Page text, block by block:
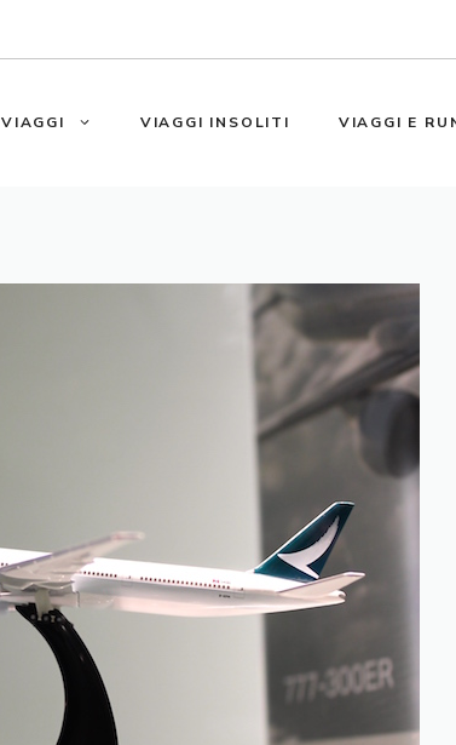
VIAGGI VIAGGI INSOLITI VIAGGI E